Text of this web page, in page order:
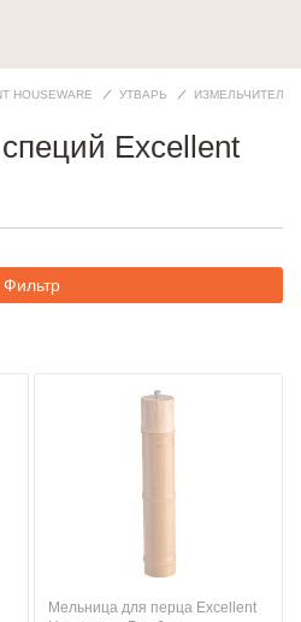
HOUSEWARE УТВАРЬ ИЗМЕЛЬЧИТЕЛИ
Excellent
Фильтр
Мельница для перца Excellent